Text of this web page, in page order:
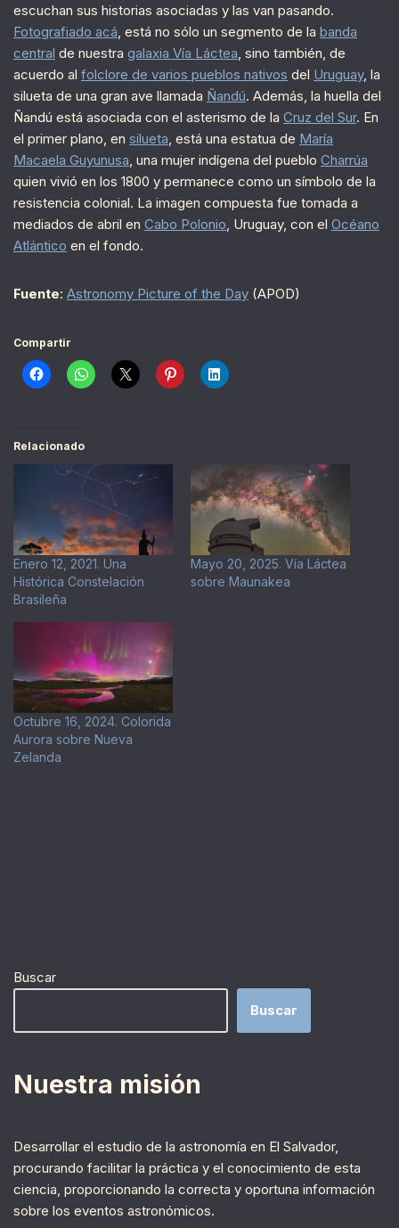
escuchan sus historias asociadas y las van pasando.
Fotografiado acá, está no sólo un segmento de la banda
central de nuestra galaxia Vía Láctea, sino también, de
acuerdo al folclore de varios pueblos nativos del Uruguay, la
silueta de una gran ave llamada Ñandú. Además, la huella del
Ñandú está asociada con el asterismo de la Cruz del Sur. En
el primer plano, en silueta, está una estatua de María
Macaela Guyunusa, una mujer indígena del pueblo Charrúa
quien vivió en los 1800 y permanece como un símbolo de la
resistencia colonial. La imagen compuesta fue tomada a
mediados de abril en Cabo Polonio, Uruguay, con el Océano
Atlántico en el fondo.
Fuente: Astronomy Picture of the Day (APOD)
Compartir
Relacionado
Enero 12, 2021. Una
Histórica Constelación
Brasileña
Mayo 20, 2025. Vía Láctea
sobre Maunakea
Octubre 16, 2024. Colorida
Aurora sobre Nueva
Zelanda
Buscar
Buscar
Nuestra misión
Desarrollar el estudio de la astronomía en El Salvador,
procurando facilitar la práctica y el conocimiento de esta
ciencia, proporcionando la correcta y oportuna información
sobre los eventos astronómicos.